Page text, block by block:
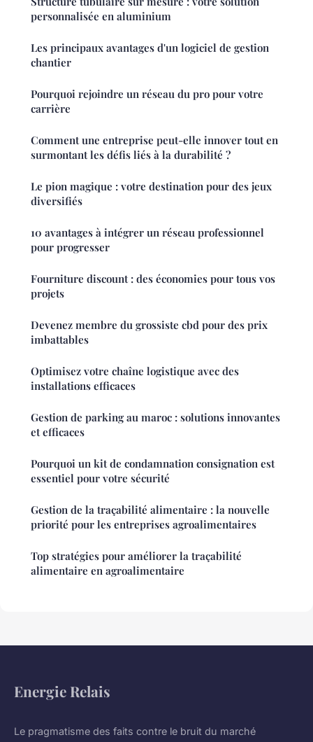
personnalisée en aluminium
Les principaux avantages d'un logiciel de gestion
chantier
Pourquoi rejoindre un réseau du pro pour votre
carrière
Comment une entreprise peut-elle innover tout en
surmontant les défis liés à la durabilité ?
Le pion magique : votre destination pour des jeux
diversifiés
10 avantages à intégrer un réseau professionnel
pour progresser
Fourniture discount : des économies pour tous vos
projets
Devenez membre du grossiste cbd pour des prix
imbattables
Optimisez votre chaîne logistique avec des
installations efficaces
Gestion de parking au maroc : solutions innovantes
et efficaces
Pourquoi un kit de condamnation consignation est
essentiel pour votre sécurité
Gestion de la traçabilité alimentaire : la nouvelle
priorité pour les entreprises agroalimentaires
Top stratégies pour améliorer la traçabilité
alimentaire en agroalimentaire
Energie Relais
Le pragmatisme des faits contre le bruit du marché